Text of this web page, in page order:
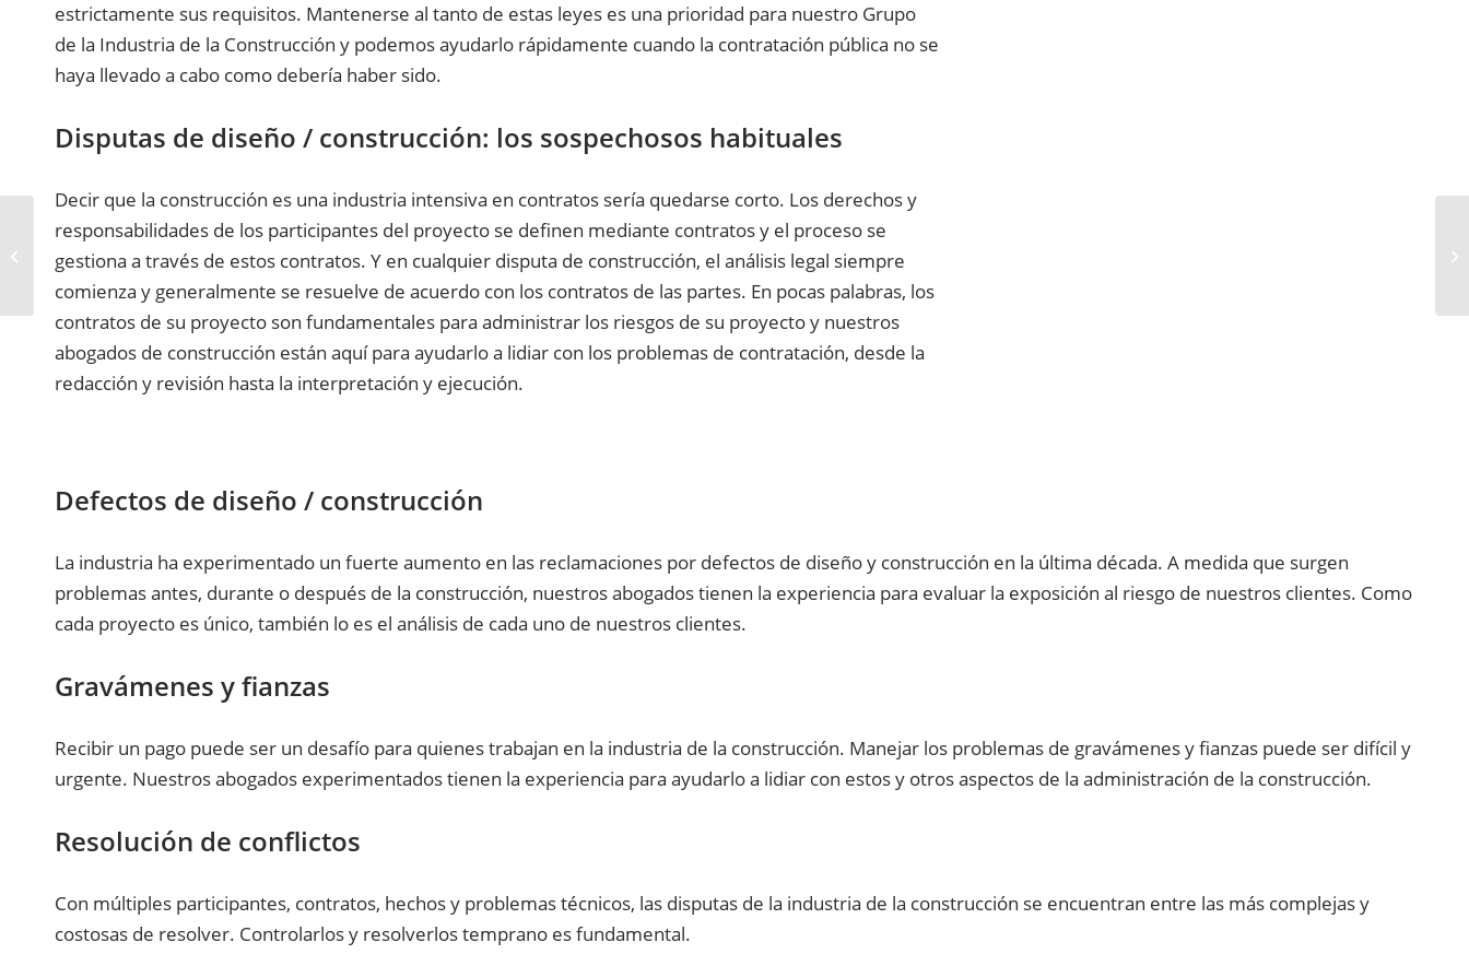
estrictamente sus requisitos. Mantenerse al tanto de estas leyes es una prioridad para nuestro Grupo
de la Industria de la Construcción y podemos ayudarlo rápidamente cuando la contratación pública no se
haya llevado a cabo como debería haber sido.
Disputas de diseño / construcción: los sospechosos habituales
Decir que la construcción es una industria intensiva en contratos sería quedarse corto. Los derechos y
responsabilidades de los participantes del proyecto se definen mediante contratos y el proceso se
gestiona a través de estos contratos. Y en cualquier disputa de construcción, el análisis legal siempre
comienza y generalmente se resuelve de acuerdo con los contratos de las partes. En pocas palabras, los
contratos de su proyecto son fundamentales para administrar los riesgos de su proyecto y nuestros
abogados de construcción están aquí para ayudarlo a lidiar con los problemas de contratación, desde la
redacción y revisión hasta la interpretación y ejecución.
Defectos de diseño / construcción
La industria ha experimentado un fuerte aumento en las reclamaciones por defectos de diseño y construcción en la última década. A medida que surgen
problemas antes, durante o después de la construcción, nuestros abogados tienen la experiencia para evaluar la exposición al riesgo de nuestros clientes. Como
cada proyecto es único, también lo es el análisis de cada uno de nuestros clientes.
Gravámenes y fianzas
Recibir un pago puede ser un desafío para quienes trabajan en la industria de la construcción. Manejar los problemas de gravámenes y fianzas puede ser difícil y
urgente. Nuestros abogados experimentados tienen la experiencia para ayudarlo a lidiar con estos y otros aspectos de la administración de la construcción.
Resolución de conflictos
Con múltiples participantes, contratos, hechos y problemas técnicos, las disputas de la industria de la construcción se encuentran entre las más complejas y
costosas de resolver. Controlarlos y resolverlos temprano es fundamental.
Litigios comerciales